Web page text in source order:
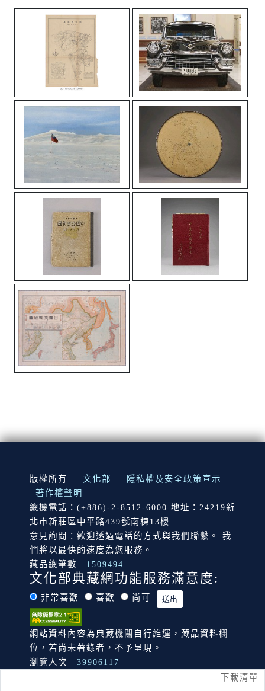
下載清單
:::
版權所有 文化部
隱私權及安全政策宣示
著作權聲明
總機電話：(+886)-2-8512-6000 地址：24219新
北市新莊區中平路439號南棟13樓
意見詢問：歡迎透過電話的方式與我們聯繫。 我
們將以最快的速度為您服務。
藏品總筆數
1509494
文化部典藏網功能服務滿意度:
非常喜歡 喜歡 尚可
網站資料內容為典藏機關自行維運，藏品資料欄
位，若尚未著錄者，不予呈現。
瀏覽人次
39906117